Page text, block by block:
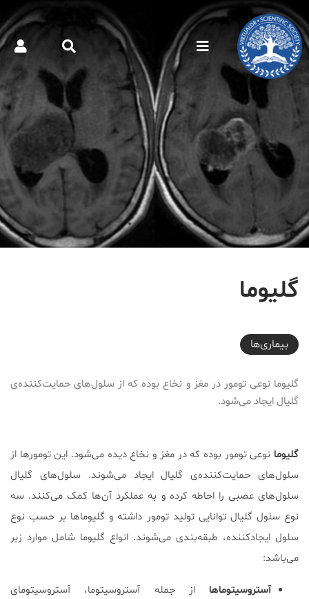
گلیوما
2017-09-12T19:30:56+04:30
بیماری‌ها
گلیوما نوعی تومور در مغز و نخاع بوده که از سلول‌های حمایت‌کننده‌ی
گلیال ایجاد می‌شود.
گلیوما نوعی تومور بوده که در مغز و نخاع دیده می‌شود. این تومورها از
سلول‌های حمایت‌کننده‌ی گلیال ایجاد می‌شوند. سلول‌های گلیال
سلول‌های عصبی را احاطه کرده و به عملکرد آن‌ها کمک می‌کنند. سه
نوع سلول گلیال توانایی تولید تومور داشته و گلیوماها بر حسب نوع
سلول ایجادکننده، طبقه‌بندی می‌شوند. انواع گلیوما شامل موارد زیر
می‌باشد:
آستروسیتوماها از جمله آستروسیتوما، آستروسیتومای